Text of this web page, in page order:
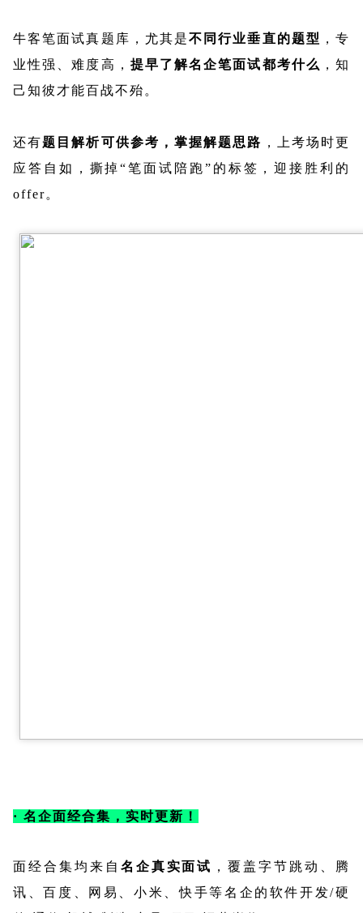
牛客笔面试真题库，尤其是不同行业垂直的题型 ，专
业性强、难度高， 提早了解名企笔面试都考什么 ，知
己知彼才能百战不殆。
还有题目解析可供参考，掌握解题思路 ，上考场时更
应答自如，撕掉“笔面试陪跑”的标签，迎接胜利的
offer。
· 名企面经合集，实时更新！
面经合集均来自 名企真实面试 ，覆盖字节跳动、腾
讯、百度、网易、小米、快手等名企的软件开发/硬